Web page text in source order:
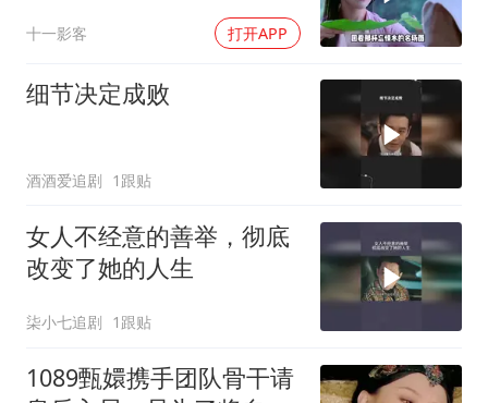
十一影客 打开APP
细节决定成败
酒酒爱追剧 1跟贴
女人不经意的善举，彻底
改变了她的人生
柒小七追剧 1跟贴
1089甄嬛携手团队骨干请